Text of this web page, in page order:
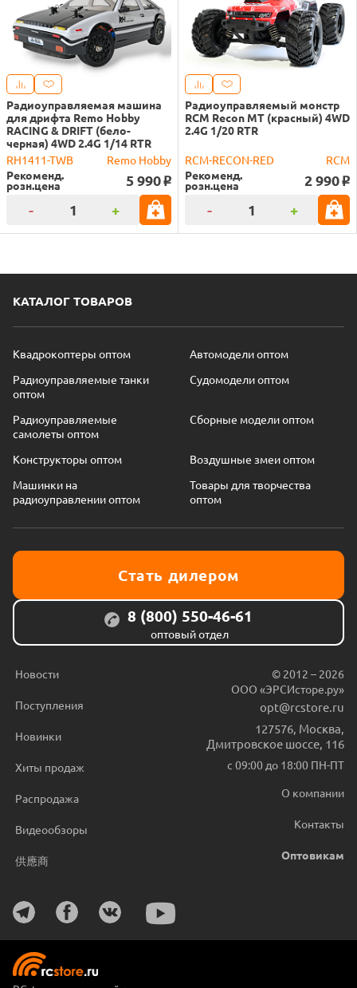
Радиоуправляемая машина
для дрифта Remo Hobby
RACING & DRIFT (бело-
черная) 4WD 2.4G 1/14 RTR
RH1411-TWB
Remo Hobby
Рекоменд.
розн.цена 5 990 o
- +
Радиоуправляемый монстр
RCM Recon MT (красный) 4WD
2.4G 1/20 RTR
RCM-RECON-RED
RCM
Рекоменд.
розн.цена 2 990 o
- +
КАТАЛОГ ТОВАРОВ
Квадрокоптеры оптом
Автомодели оптом
Радиоуправляемые танки
оптом
Судомодели оптом
Радиоуправляемые
самолеты оптом
Сборные модели оптом
Конструкторы оптом
Воздушные змеи оптом
Машинки на
радиоуправлении оптом
Товары для творчества
оптом
Стать дилером
8 (800) 550-46-61
оптовый отдел
Новости
Поступления
Новинки
Хиты продаж
Распродажа
Видеообзоры
供應商
© 2012 – 2026
ООО «ЭРСИсторе.ру»
opt@rcstore.ru
127576 Москва
Дмитровское шоссе, 116
с 09:00 до 18:00 ПН-ПТ
О компании
Контакты
Оптовикам